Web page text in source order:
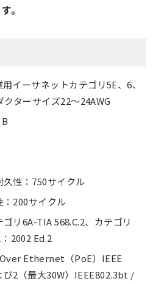
。
イーサネットカテゴリ5E、6、
ターサイズ22〜24AWG
性：750サイクル
200サイクル
リ6A-TIA 568.C.2、カテゴリ
2002 Ed.2
Ethernet（PoE）IEEE
2（最大30W）IEEE802.3bt /